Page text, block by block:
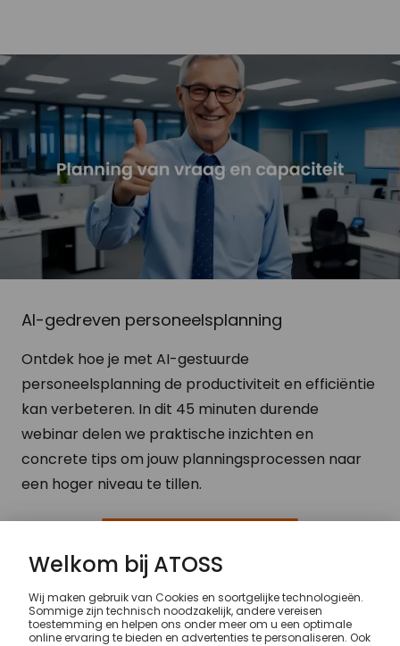
AI-gedreven personeelsplanning
Ontdek hoe je met AI-gestuurde
personeelsplanning de productiviteit en efficiëntie
kan verbeteren. In dit 45 minuten durende
webinar delen we praktische inzichten en
concrete tips om jouw planningsprocessen naar
een hoger niveau te tillen.